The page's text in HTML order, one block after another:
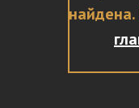
найдена.